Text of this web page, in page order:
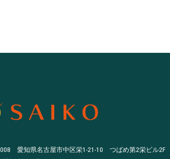
愛知県名古屋市中区栄1-21-10 つばめ第2栄ビル2F